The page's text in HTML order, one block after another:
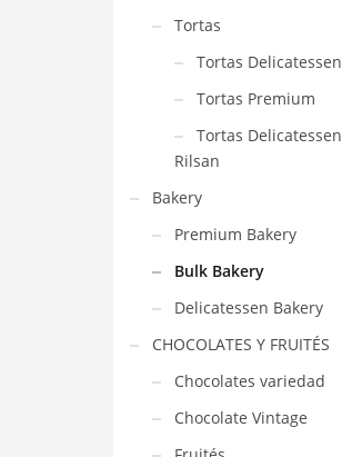
Tortas
Tortas Delicatessen
Tortas Premium
Tortas Delicatessen
Rilsan
Bakery
Premium Bakery
Bulk Bakery
Delicatessen Bakery
CHOCOLATES Y FRUITÉS
Chocolates variedad
Chocolate Vintage